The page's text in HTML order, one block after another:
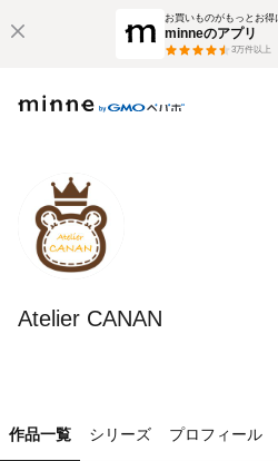
お買いものがもっとお得
minneのアプリ
3万件以上
Atelier CANAN
作品一覧 シリーズ プロフィール